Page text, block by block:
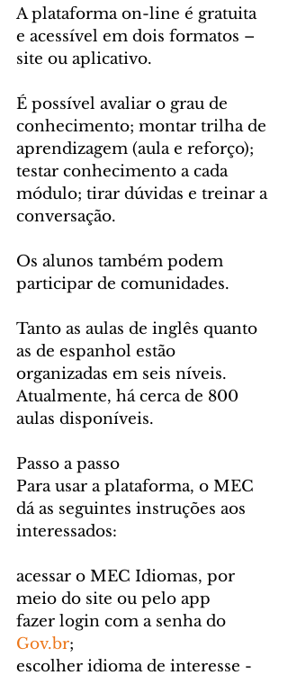
A plataforma on-line é gratuita
e acessível em dois formatos –
site ou aplicativo.
É possível avaliar o grau de
conhecimento; montar trilha de
aprendizagem (aula e reforço);
testar conhecimento a cada
módulo; tirar dúvidas e treinar a
conversação.
Os alunos também podem
participar de comunidades.
Tanto as aulas de inglês quanto
as de espanhol estão
organizadas em seis níveis.
Atualmente, há cerca de 800
aulas disponíveis.
Passo a passo
Para usar a plataforma, o MEC
dá as seguintes instruções aos
interessados:
acessar o MEC Idiomas, por
meio do site ou pelo app
fazer login com a senha do
Gov.br;
escolher idioma de interesse -